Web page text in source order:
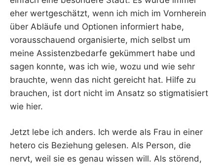
eher wertgeschätzt, wenn ich mich im Vornherein
über Abläufe und Optionen informiert habe,
vorausschauend organisierte, mich selbst um
meine Assistenzbedarfe gekümmert habe und
sagen konnte, was ich wie, wozu und wie sehr
brauchte, wenn das nicht gereicht hat. Hilfe zu
brauchen, ist dort nicht im Ansatz so stigmatisiert
wie hier.
Jetzt lebe ich anders. Ich werde als Frau in einer
hetero cis Beziehung gelesen. Als Person, die
nervt, weil sie es genau wissen will. Als störend,